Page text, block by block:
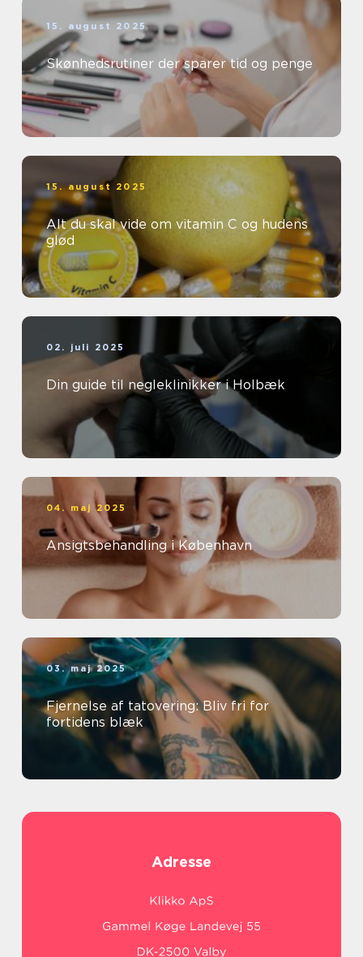
15. august 2025
Skønhedsrutiner der sparer tid og penge
15. august 2025
Alt du skal vide om vitamin C og hudens
glød
02. juli 2025
Din guide til negleklinikker i Holbæk
04. maj 2025
Ansigtsbehandling i København
03. maj 2025
Fjernelse af tatovering: Bliv fri for
fortidens blæk
Adresse